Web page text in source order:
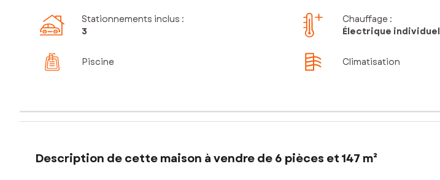
Stationnements inclus :
3
Chauffage :
Électrique individuel
Piscine Climatisation
Description de cette maison à vendre de 6 pièces et 147 m²